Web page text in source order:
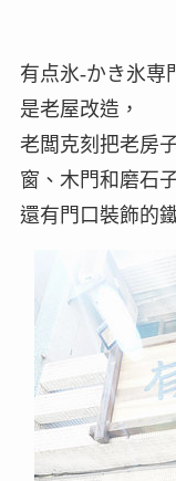
有点氷-かき氷専
是老屋改造，
老闆克刻把老房
窗、木門和磨石
還有門口裝飾的